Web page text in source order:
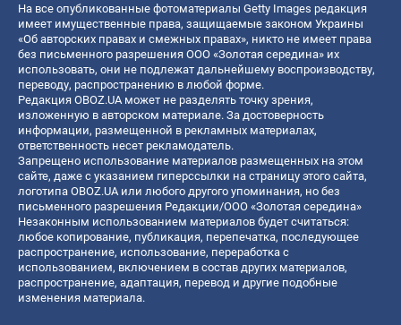
На все опубликованные фотоматериалы Getty Images редакция
имеет имущественные права, защищаемые законом Украины
«Об авторских правах и смежных правах», никто не имеет права
без письменного разрешения ООО «Золотая середина» их
использовать, они не подлежат дальнейшему воспроизводству,
переводу, распространению в любой форме.
Редакция OBOZ.UA может не разделять точку зрения,
изложенную в авторском материале. За достоверность
информации, размещенной в рекламных материалах,
ответственность несет рекламодатель.
Запрещено использование материалов размещенных на этом
сайте, даже с указанием гиперссылки на страницу этого сайта,
логотипа OBOZ.UA или любого другого упоминания, но без
письменного разрешения Редакции/ООО «Золотая середина»
Незаконным использованием материалов будет считаться:
любое копирование, публикация, перепечатка, последующее
распространение, использование, переработка с
использованием, включением в состав других материалов,
распространение, адаптация, перевод и другие подобные
изменения материала.